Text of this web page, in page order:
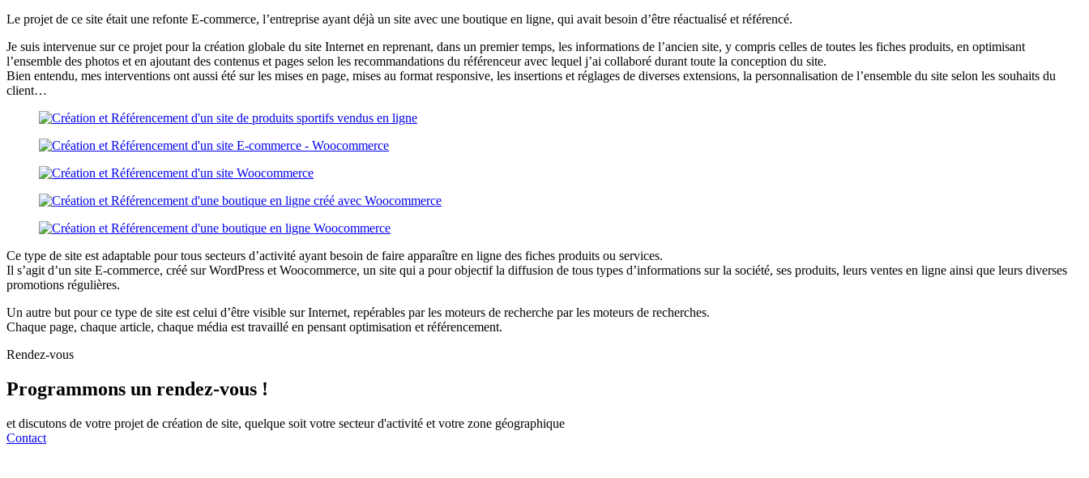
Le projet de ce site était une refonte E-commerce, l’entreprise ayant déjà un site avec une boutique en ligne, qui avait besoin d’être réactualisé et référencé.
Je suis intervenue sur ce projet pour la création globale du site Internet en reprenant, dans un premier temps, les informations de l’ancien site, y compris celles de toutes les fiches produits, en optimisant
l’ensemble des photos et en ajoutant des contenus et pages selon les recommandations du référenceur avec lequel j’ai collaboré durant toute la conception du site.
Bien entendu, mes interventions ont aussi été sur les mises en page, mises au format responsive, les insertions et réglages de diverses extensions, la personnalisation de l’ensemble du site selon les souhaits du
client…
Ce type de site est adaptable pour tous secteurs d’activité ayant besoin de faire apparaître en ligne des fiches produits ou services.
Il s’agit d’un site E-commerce, créé sur WordPress et Woocommerce, un site qui a pour objectif la diffusion de tous types d’informations sur la société, ses produits, leurs ventes en ligne ainsi que leurs diverses
promotions régulières.
Un autre but pour ce type de site est celui d’être visible sur Internet, repérables par les moteurs de recherche par les moteurs de recherches.
Chaque page, chaque article, chaque média est travaillé en pensant optimisation et référencement.
Rendez-vous
Programmons un rendez-vous !
et discutons de votre projet de création de site, quelque soit votre secteur d'activité et votre zone géographique
Contact